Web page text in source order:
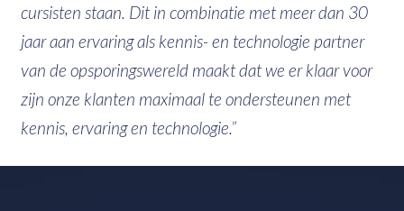
cursisten staan. Dit in combinatie met meer dan 30
jaar aan ervaring als kennis- en technologie partner
van de opsporingswereld maakt dat we er klaar voor
zijn onze klanten maximaal te ondersteunen met
kennis, ervaring en technologie.”